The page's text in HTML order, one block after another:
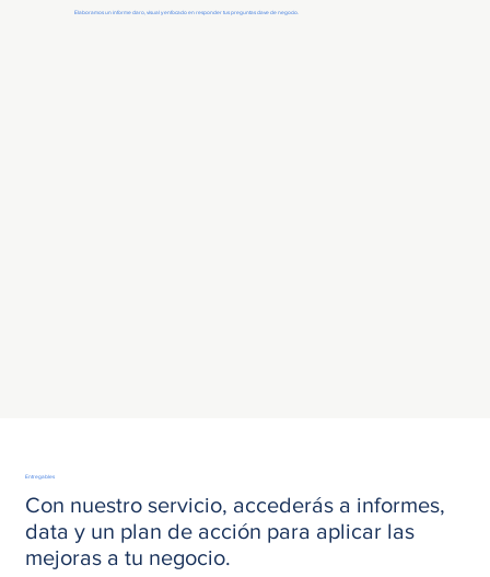
Elaboramos un informe claro, visual y enfocado en responder tus preguntas clave de negocio.
Entregables
Con nuestro servicio, accederás a informes,
data y un plan de acción para aplicar las
mejoras a tu negocio.